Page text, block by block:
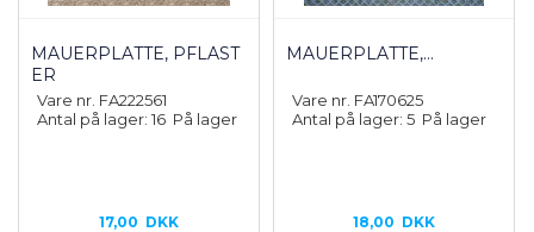
MAUERPLATTE, PFLAST
ER
Vare nr. FA222561
Antal på lager: 16 På lager
17,00 DKK
MAUERPLATTE,...
Vare nr. FA170625
Antal på lager: 5 På lager
18,00 DKK